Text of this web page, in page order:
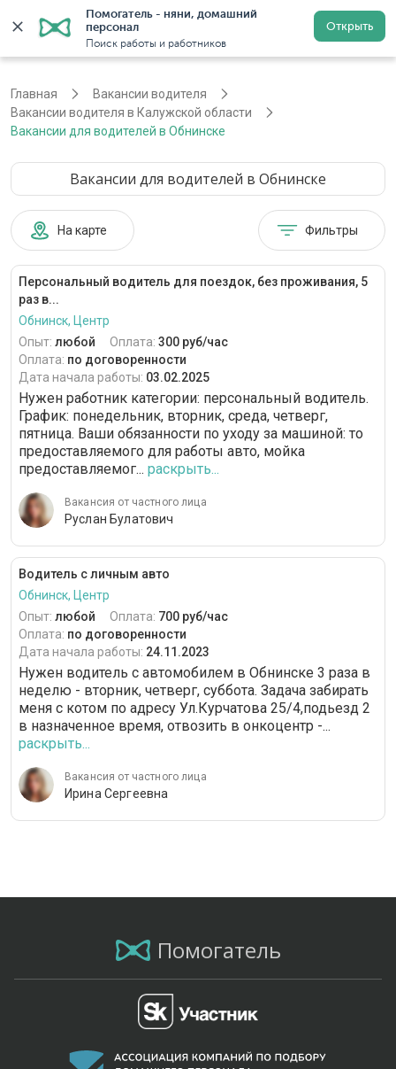
Помогатель - няни, домашний
персонал
Поиск работы и работников
Открыть
Регистрация
Главная
Вакансии водителя
Вакансии водителя в Калужской области
Вакансии для водителей в Обнинске
Вакансии для водителей в Обнинске
На карте Фильтры
Персональный водитель для поездок, без проживания, 5
раз в...
Обнинск, Центр
Опыт: любой Оплата: 300 руб/час
Оплата: по договоренности
Дата начала работы: 03.02.2025
Нужен работник категории: персональный водитель.
График: понедельник, вторник, среда, четверг,
пятница. Ваши обязанности по уходу за машиной: то
предоставляемого для работы авто, мойка
предоставляемог... раскрыть...
Вакансия от частного лица
Руслан Булатович
Водитель с личным авто
Обнинск, Центр
Опыт: любой Оплата: 700 руб/час
Оплата: по договоренности
Дата начала работы: 24.11.2023
Нужен водитель с автомобилем в Обнинске 3 раза в
неделю - вторник, четверг, суббота. Задача забирать
меня с котом по адресу Ул.Курчатова 25/4,подьезд 2
в назначенное время, отвозить в онкоцентр -...
раскрыть...
Вакансия от частного лица
Ирина Сергеевна
Помогатель